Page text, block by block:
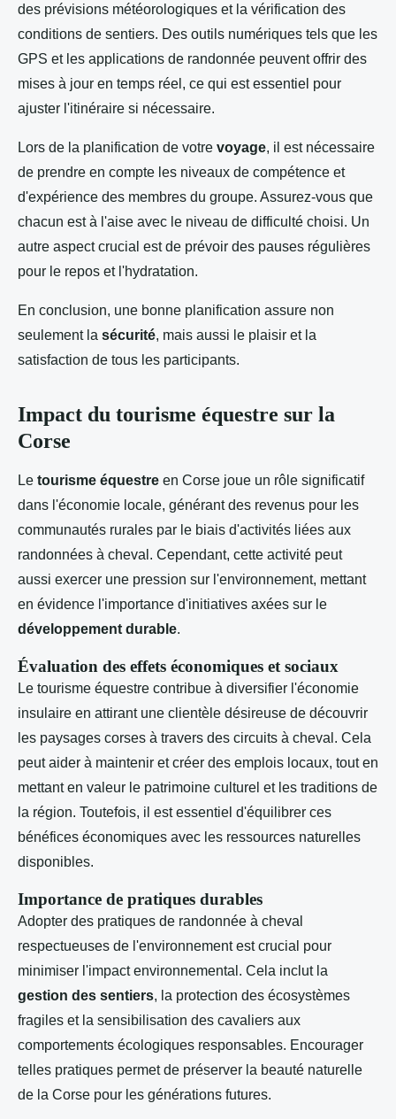
des prévisions météorologiques et la vérification des
conditions de sentiers. Des outils numériques tels que les
GPS et les applications de randonnée peuvent offrir des
mises à jour en temps réel, ce qui est essentiel pour
ajuster l'itinéraire si nécessaire.
Lors de la planification de votre voyage, il est nécessaire
de prendre en compte les niveaux de compétence et
d'expérience des membres du groupe. Assurez-vous que
chacun est à l'aise avec le niveau de difficulté choisi. Un
autre aspect crucial est de prévoir des pauses régulières
pour le repos et l'hydratation.
En conclusion, une bonne planification assure non
seulement la sécurité, mais aussi le plaisir et la
satisfaction de tous les participants.
Impact du tourisme équestre sur la
Corse
Le tourisme équestre en Corse joue un rôle significatif
dans l'économie locale, générant des revenus pour les
communautés rurales par le biais d'activités liées aux
randonnées à cheval. Cependant, cette activité peut
aussi exercer une pression sur l'environnement, mettant
en évidence l'importance d'initiatives axées sur le
développement durable.
Évaluation des effets économiques et sociaux
Le tourisme équestre contribue à diversifier l'économie
insulaire en attirant une clientèle désireuse de découvrir
les paysages corses à travers des circuits à cheval. Cela
peut aider à maintenir et créer des emplois locaux, tout en
mettant en valeur le patrimoine culturel et les traditions de
la région. Toutefois, il est essentiel d'équilibrer ces
bénéfices économiques avec les ressources naturelles
disponibles.
Importance de pratiques durables
Adopter des pratiques de randonnée à cheval
respectueuses de l'environnement est crucial pour
minimiser l'impact environnemental. Cela inclut la
gestion des sentiers, la protection des écosystèmes
fragiles et la sensibilisation des cavaliers aux
comportements écologiques responsables. Encourager
telles pratiques permet de préserver la beauté naturelle
de la Corse pour les générations futures.